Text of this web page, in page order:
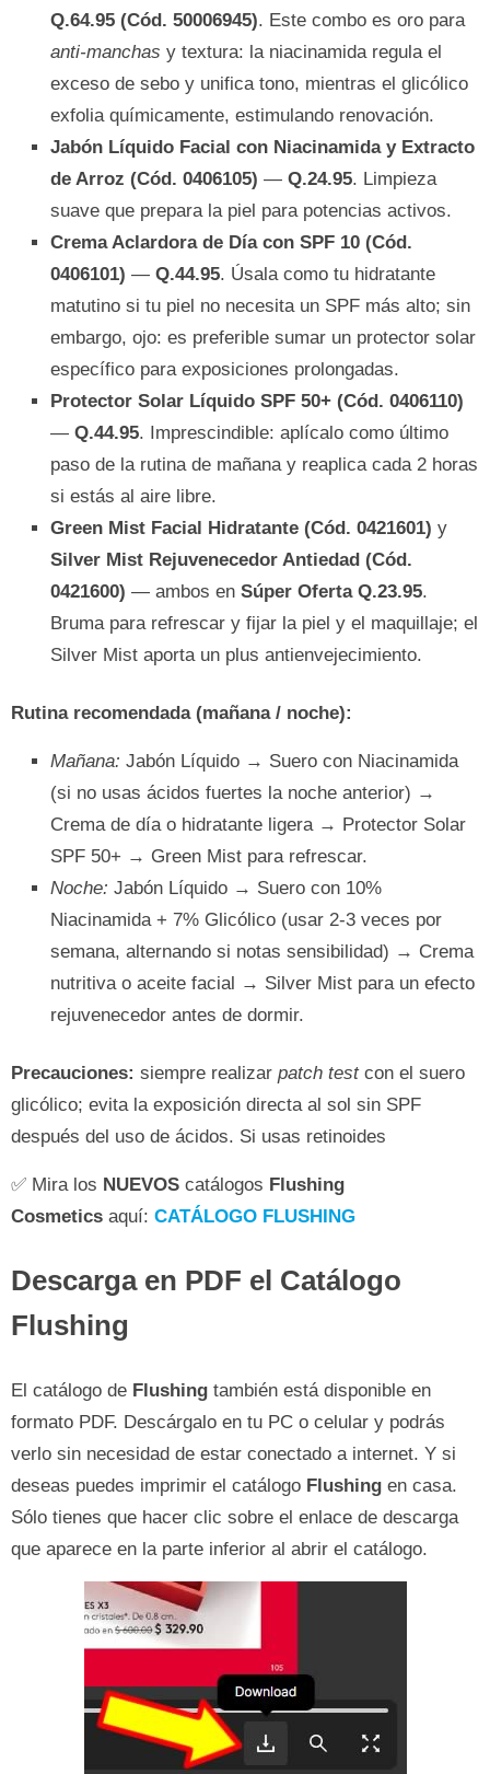
Q.64.95 (Cód. 50006945). Este combo es oro para
anti-manchas y textura: la niacinamida regula el
exceso de sebo y unifica tono, mientras el glicólico
exfolia químicamente, estimulando renovación.
Jabón Líquido Facial con Niacinamida y Extracto
de Arroz (Cód. 0406105) — Q.24.95. Limpieza
suave que prepara la piel para potencias activos.
Crema Aclardora de Día con SPF 10 (Cód.
0406101) — Q.44.95. Úsala como tu hidratante
matutino si tu piel no necesita un SPF más alto; sin
embargo, ojo: es preferible sumar un protector solar
específico para exposiciones prolongadas.
Protector Solar Líquido SPF 50+ (Cód. 0406110)
— Q.44.95. Imprescindible: aplícalo como último
paso de la rutina de mañana y reaplica cada 2 horas
si estás al aire libre.
Green Mist Facial Hidratante (Cód. 0421601) y
Silver Mist Rejuvenecedor Antiedad (Cód.
0421600) — ambos en Súper Oferta Q.23.95.
Bruma para refrescar y fijar la piel y el maquillaje; el
Silver Mist aporta un plus antienvejecimiento.
Rutina recomendada (mañana / noche):
Mañana: Jabón Líquido → Suero con Niacinamida
(si no usas ácidos fuertes la noche anterior) →
Crema de día o hidratante ligera → Protector Solar
SPF 50+ → Green Mist para refrescar.
Noche: Jabón Líquido → Suero con 10%
Niacinamida + 7% Glicólico (usar 2-3 veces por
semana, alternando si notas sensibilidad) → Crema
nutritiva o aceite facial → Silver Mist para un efecto
rejuvenecedor antes de dormir.
Precauciones: siempre realizar patch testcon el suero
glicólico; evita la exposición directa al sol sin SPF
después del uso de ácidos. Si usas retinoides
✅ Mira los NUEVOS catálogos Flushing
Cosmetics aquí: CATÁLOGO FLUSHING
Descarga en PDF el Catálogo
Flushing
El catálogo de Flushing también está disponible en
formato PDF. Descárgalo en tu PC o celular y podrás
verlo sin necesidad de estar conectado a internet. Y si
deseas puedes imprimir el catálogo Flushing en casa.
Sólo tienes que hacer clic sobre el enlace de descarga
que aparece en la parte inferior al abrir el catálogo.